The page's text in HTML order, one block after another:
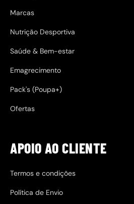
Marcas
Nutrição Desportiva
Saúde & Bem-estar
Emagrecimento
Pack's (Poupa+)
Ofertas
APOIO AO CLIENTE
Termos e condições
Política de Envio